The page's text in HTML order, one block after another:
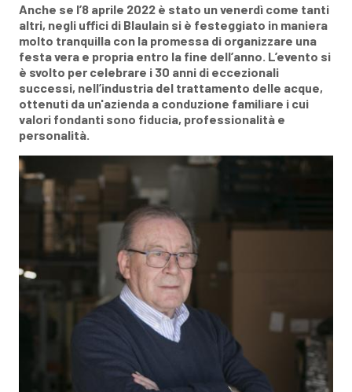
Anche se l’8 aprile 2022 è stato un venerdì come tanti
altri, negli uffici di Blaulain si è festeggiato in maniera
molto tranquilla con la promessa di organizzare una
festa vera e propria entro la fine dell’anno. L’evento si
è svolto per celebrare i 30 anni di eccezionali
successi, nell’industria del trattamento delle acque,
ottenuti da un'azienda a conduzione familiare i cui
valori fondanti sono fiducia, professionalità e
personalità.